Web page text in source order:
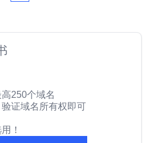
250个域名
证域名所有权即可
！